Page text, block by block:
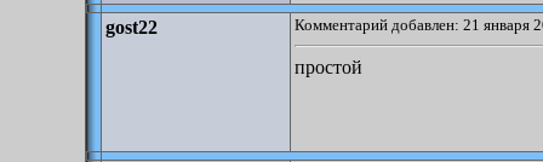
gost22 Комментарий добавлен: 21 января
простой